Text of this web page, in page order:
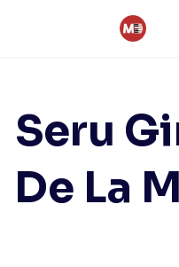
Seru
De La